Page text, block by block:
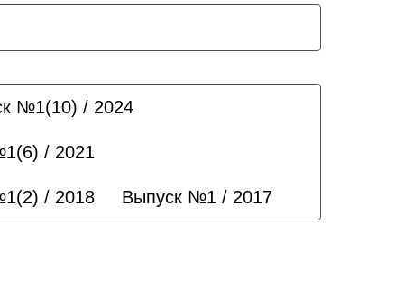
№1(10) / 2024
/ 2021
/ 2018 Выпуск №1 / 2017